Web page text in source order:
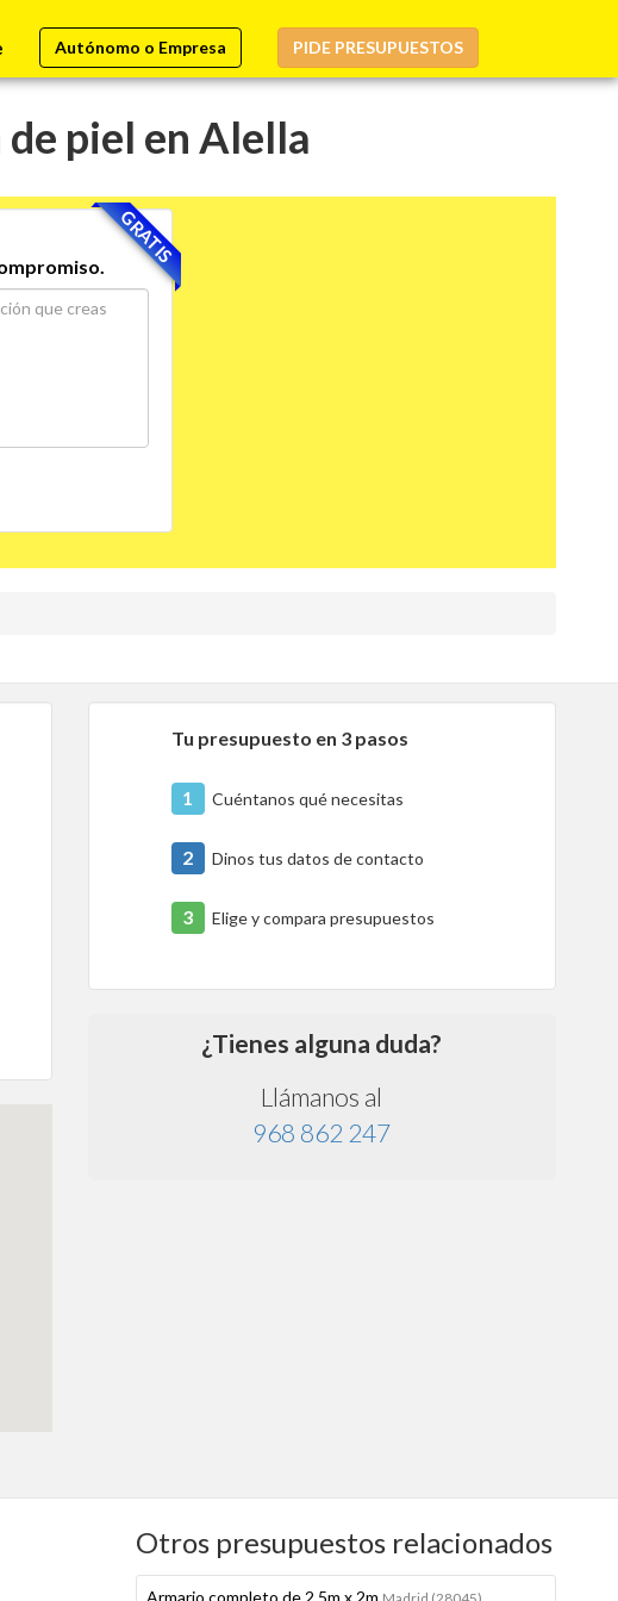
Autónomo o Empresa PIDE PRESUPUESTOS
piel en Alella
GRATIS
Tu presupuesto en 3 pasos
1 Cuéntanos qué necesitas
2 Dinos tus datos de contacto
3 Elige y compara presupuestos
¿Tienes alguna duda?
Llámanos al
968 862 247
Otros presupuestos relacionados
Armario completo de 2,5m x 2m